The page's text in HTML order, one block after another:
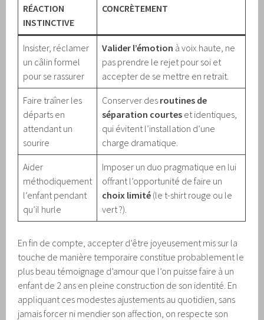
RÉACTION
INSTINCTIVE
CONCRÈTEMENT
Insister, réclamer
un câlin formel
pour se rassurer
Valider l’émotion à voix haute, ne
pas prendre le rejet pour soi et
accepter de se mettre en retrait.
Faire traîner les
départs en
attendant un
sourire
Conserver des routines de
séparation courtes et identiques,
qui évitent l’installation d’une
charge dramatique.
Aider
méthodiquement
l’enfant pendant
qu’il hurle
Imposer un duo pragmatique en lui
offrant l’opportunité de faire un
choix limité (le t-shirt rouge ou le
vert ?).
En fin de compte, accepter d’être joyeusement mis sur la
touche de manière temporaire constitue probablement le
plus beau témoignage d’amour que l’on puisse faire à un
enfant de 2 ans en pleine construction de son identité. En
appliquant ces modestes ajustements au quotidien, sans
jamais forcer ni mendier son affection, on respecte son